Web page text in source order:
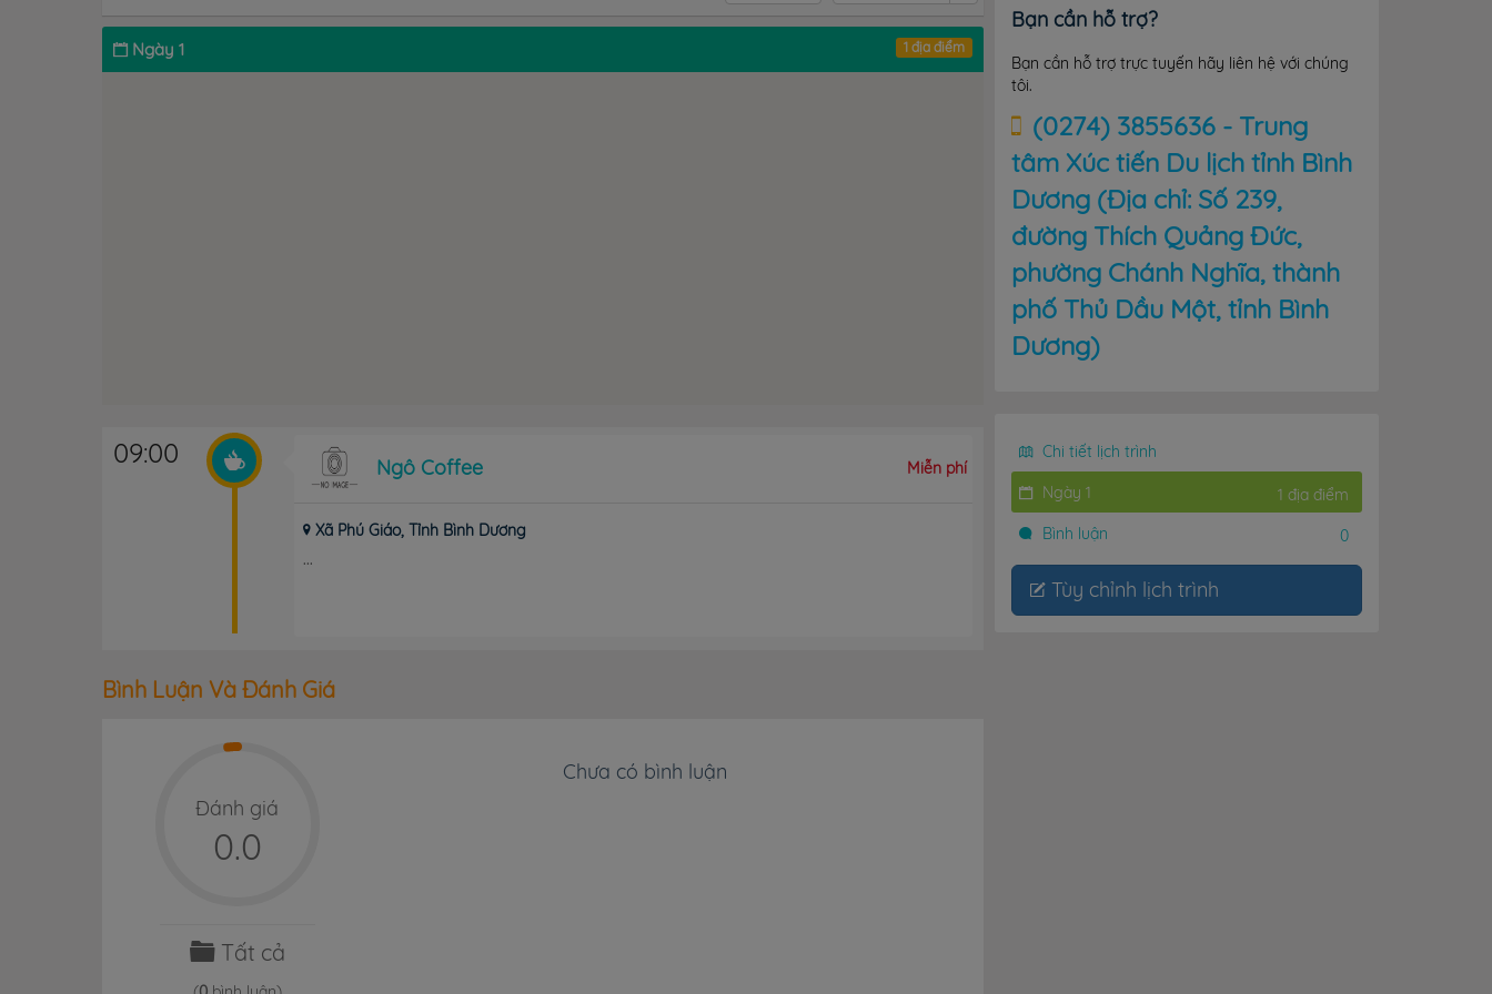
Ngày 1 1 địa điểm
09:00 Ngô Coffee Miễn phí
Xã Phú Giáo, Tỉnh Bình Dương
...
Bình Luận Và Đánh Giá
Đánh giá
0.0
Tất cả
Chưa có bình luận
Bạn cần hỗ trợ?
Bạn cần hỗ trợ trực tuyến hãy liên hệ với chúng
tôi.
(0274) 3855636 - Trung
tâm Xúc tiến Du lịch tỉnh Bình
Dương (Địa chỉ: Số 239,
đường Thích Quảng Đức,
phường Chánh Nghĩa, thành
phố Thủ Dầu Một, tỉnh Bình
Dương)
Chi tiết lịch trình
Ngày 1
1 địa điểm
Bình luận
0
Tùy chỉnh lịch trình